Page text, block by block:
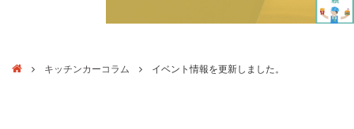
キッチンカーコラム イベント情報を更新しました。